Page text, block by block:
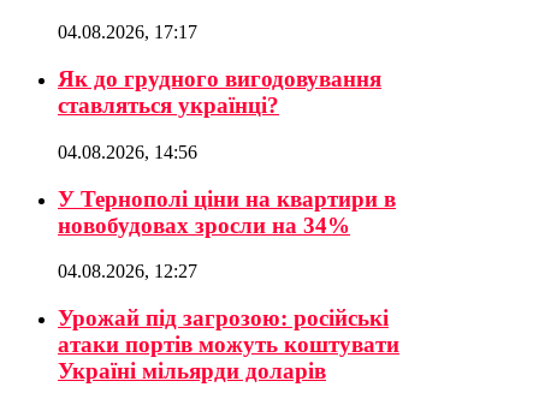
04.08.2026, 17:17
Як до грудного вигодовування
ставляться українці?
04.08.2026, 14:56
У Тернополі ціни на квартири в
новобудовах зросли на 34%
04.08.2026, 12:27
Урожай під загрозою: російські
атаки портів можуть коштувати
Україні мільярди доларів